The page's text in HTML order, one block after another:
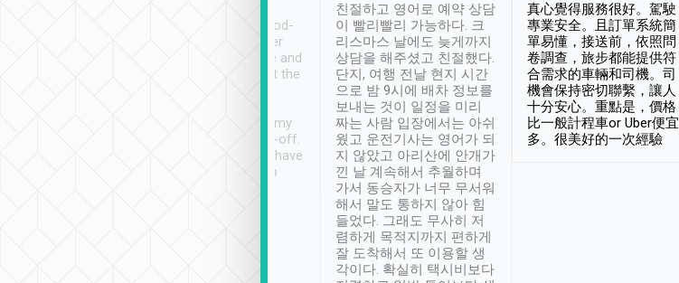
service, vehicles in good-
condition and the driver
service was awesome and
thoughtful. Driver went the
have safely arrived at my
destination after drop-off.
Definitely something I have
not seen elsewhere 👍
친절하고 영어로 예약 상담
이 빨리빨리 가능하다. 크
리스마스 날에도 늦게까지
상담을 해주셨고 친절했다.
단지, 여행 전날 현지 시간
으로 밤 9시에 배차 정보를
보내는 것이 일정을 미리
짜는 사람 입장에서는 아쉬
웠고 운전기사는 영어가 되
지 않았고 아리산에 안개가
낀 날 계속해서 추월하며
가서 동승자가 너무 무서워
해서 말도 통하지 않아 힘
들었다. 그래도 무사히 저
렴하게 목적지까지 편하게
잘 도착해서 또 이용할 생
각이다. 확실히 택시비보다
真心覺得服務很好。駕駛
專業安全。且訂單系統簡
單易懂，接送前，依照問
卷調查，旅步都能提供符
合需求的車輛和司機。司
機會保持密切聯繫，讓人
十分安心。重點是，價格
比一般計程車or Uber便宜
多。很美好的一次經驗